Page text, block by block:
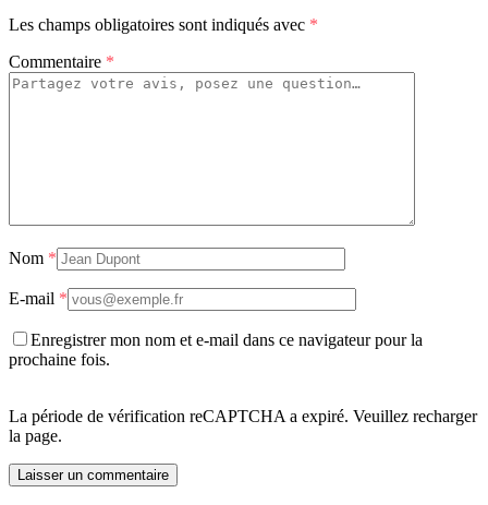
Les champs obligatoires sont indiqués avec *
Commentaire *
Nom *
E-mail *
Enregistrer mon nom et e-mail dans ce navigateur pour la
prochaine fois.
La période de vérification reCAPTCHA a expiré. Veuillez recharger
la page.